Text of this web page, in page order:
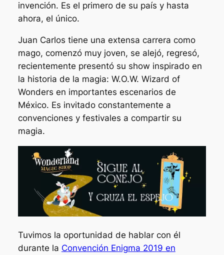
invención. Es el primero de su país y hasta
ahora, el único.
Juan Carlos tiene una extensa carrera como
mago, comenzó muy joven, se alejó, regresó,
recientemente presentó su show inspirado en
la historia de la magia: W.O.W. Wizard of
Wonders en importantes escenarios de
México. Es invitado constantemente a
convenciones y festivales a compartir su
magia.
Tuvimos la oportunidad de hablar con él
durante la Convención Enigma 2019 en